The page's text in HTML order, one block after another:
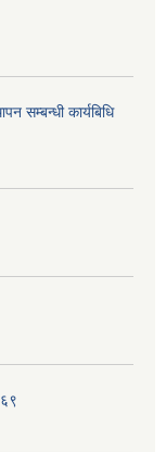
सम्बन्धी कार्यबिधि